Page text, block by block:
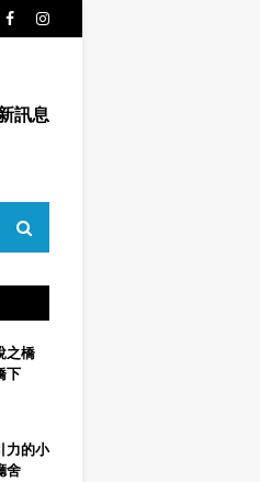
訊息
之橋
下
力的小
舍